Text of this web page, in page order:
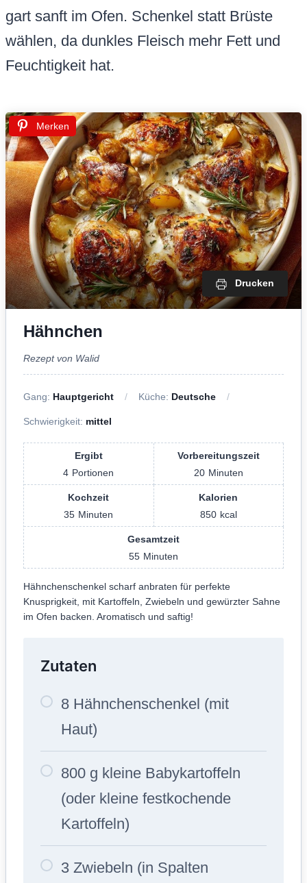
gart sanft im Ofen. Schenkel statt Brüste
wählen, da dunkles Fleisch mehr Fett und
Feuchtigkeit hat.
Merken
Drucken
Hähnchen
Rezept von Walid
Gang: Hauptgericht Küche: Deutsche
Schwierigkeit: mittel
Ergibt
4 Portionen
Vorbereitungszeit
20 Minuten
Kochzeit
35 Minuten
Kalorien
850 kcal
Gesamtzeit
55 Minuten
Hähnchenschenkel scharf anbraten für perfekte
Knusprigkeit, mit Kartoffeln, Zwiebeln und gewürzter Sahne
im Ofen backen. Aromatisch und saftig!
Zutaten
8 Hähnchenschenkel (mit
Haut)
800 g kleine Babykartoffeln
(oder kleine festkochende
Kartoffeln)
3 Zwiebeln (in Spalten